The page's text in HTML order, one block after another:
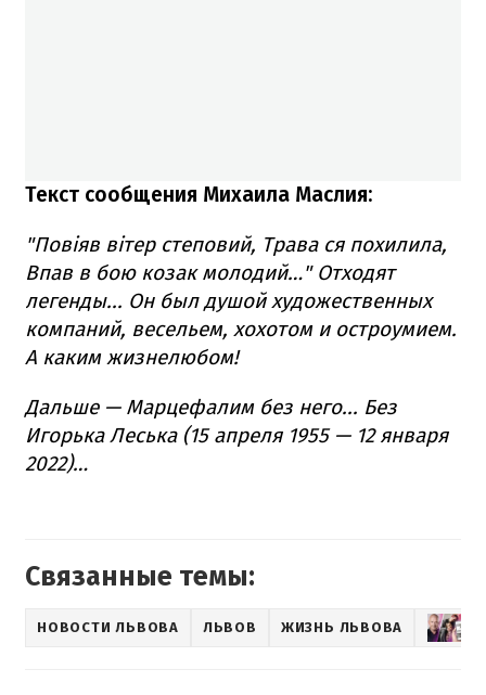
Текст сообщения Михаила Маслия:
"Повіяв вітер степовий, Трава ся похилила,
Впав в бою козак молодий…" Отходят
легенды... Он был душой художественных
компаний, весельем, хохотом и остроумием.
А каким жизнелюбом!
Дальше — Марцефалим без него... Без
Игорька Леська (15 апреля 1955 — 12 января
2022)…
Связанные темы:
НОВОСТИ ЛЬВОВА ЛЬВОВ ЖИЗНЬ ЛЬВОВА